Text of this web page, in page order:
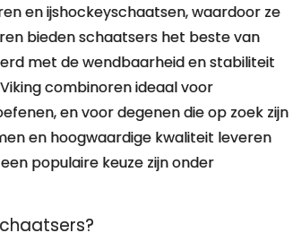
en ijshockeyschaatsen, waardoor ze
bieden schaatsers het beste van
met de wendbaarheid en stabiliteit
combinoren ideaal voor
en voor degenen die op zoek zijn
en hoogwaardige kwaliteit leveren
populaire keuze zijn onder